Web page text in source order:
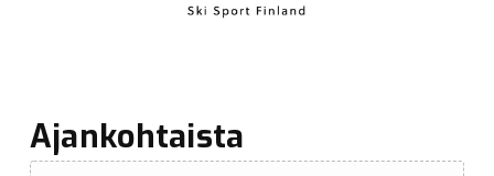
Ajankohtaista